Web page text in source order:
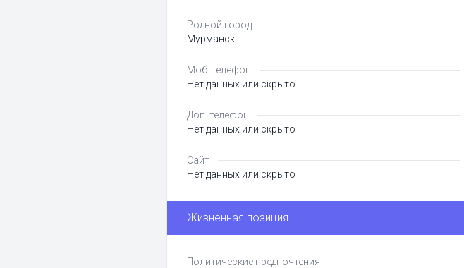
Родной город
Мурманск
Моб. телефон
Нет данных или скрыто
Доп. телефон
Нет данных или скрыто
Сайт
Нет данных или скрыто
Жизненная позиция
Политические предпочтения